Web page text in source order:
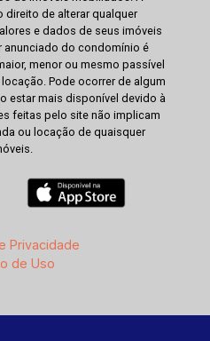
direito de alterar qualquer
e dados de seus imóveis
anunciado do condomínio é
menor ou mesmo passível
Pode ocorrer de algum
estar mais disponível devido à
feitas pelo site não implicam
ou locação de quaisquer
Privacidade
de Uso